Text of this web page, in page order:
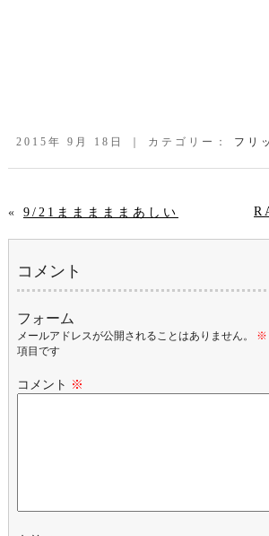
2015年 9月 18日 ｜ カテゴリー： フリ
« 9/21まままままあしい
コメント
フォーム
メールアドレスが公開されることはありません。 ※
項目です
コメント ※